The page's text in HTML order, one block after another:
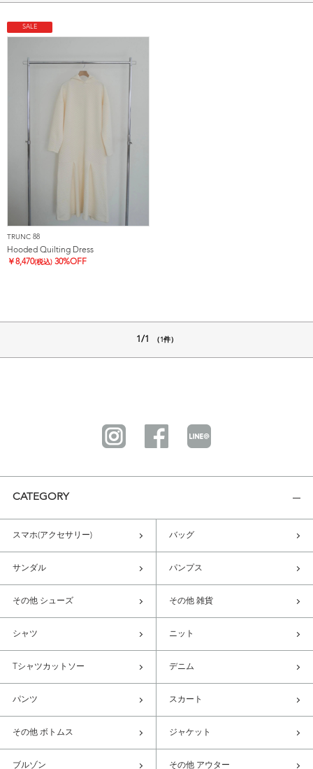
SALE
TRUNC 88
Hooded Quilting Dress
￥8,470(税込) 30%OFF
1/1 （1件）
CATEGORY
スマホ(アクセサリー) バッグ
サンダル パンプス
その他 シューズ その他 雑貨
シャツ ニット
Tシャツカットソー デニム
パンツ スカート
その他 ボトムス ジャケット
ブルゾン その他 アウター